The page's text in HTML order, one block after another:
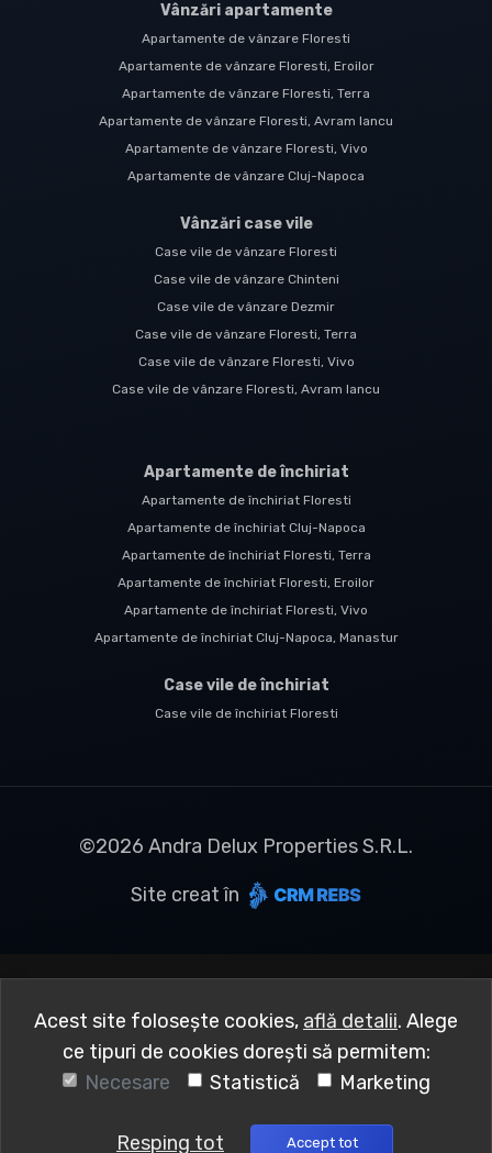
Vânzări apartamente
Apartamente de vânzare Floresti
Apartamente de vânzare Floresti, Eroilor
Apartamente de vânzare Floresti, Terra
Apartamente de vânzare Floresti, Avram Iancu
Apartamente de vânzare Floresti, Vivo
Apartamente de vânzare Cluj-Napoca
Vânzări case vile
Case vile de vânzare Floresti
Case vile de vânzare Chinteni
Case vile de vânzare Dezmir
Case vile de vânzare Floresti, Terra
Case vile de vânzare Floresti, Vivo
Case vile de vânzare Floresti, Avram Iancu
Apartamente de închiriat
Apartamente de închiriat Floresti
Apartamente de închiriat Cluj-Napoca
Apartamente de închiriat Floresti, Terra
Apartamente de închiriat Floresti, Eroilor
Apartamente de închiriat Floresti, Vivo
Apartamente de închiriat Cluj-Napoca, Manastur
Case vile de închiriat
Case vile de închiriat Floresti
©2026 Andra Delux Properties S.R.L.
Site creat în
Acest site folosește cookies, află detalii. Alege
ce tipuri de cookies dorești să permitem:
Necesare
Statistică Marketing
Resping tot Accept tot